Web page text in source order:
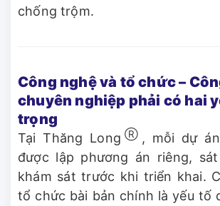
chống trộm.
Công nghệ và tổ chức –
chuyên nghiệp phải có hai
trọng
Tại Thăng Long Ⓡ , mỗi dự
được lập phương án riêng,
khám sát trước khi triển khai.
tổ chức bài bản chính là yếu tố